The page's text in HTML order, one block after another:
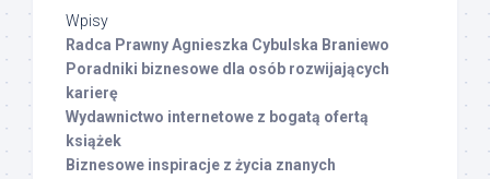
Wpisy
Radca Prawny Agnieszka Cybulska Braniewo
Poradniki biznesowe dla osób rozwijających
karierę
Wydawnictwo internetowe z bogatą ofertą
książek
Biznesowe inspiracje z życia znanych